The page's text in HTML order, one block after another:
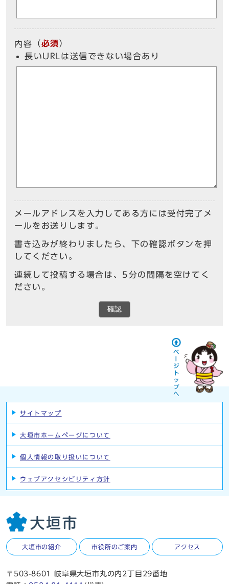
内容 （必須）
長いURLは送信できない場合あり
メールアドレスを入力してある方には受付完了メ
ールをお送りします。
書き込みが終わりましたら、下の確認ボタンを押
してください。
連続して投稿する場合は、5分の間隔を空けてく
ださい。
確認
サイトマップ
大垣市ホームページについて
個人情報の取り扱いについて
ウェブアクセシビリティ方針
大垣市の紹介 市役所のご案内 アクセス
〒503-8601 岐阜県大垣市丸の内2丁目29番地